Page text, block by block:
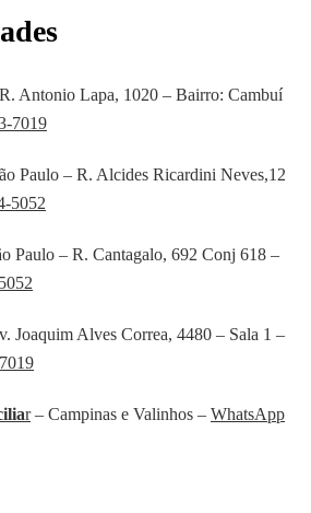
Antonio Lapa, 1020 – Bairro: Cambuí
7019
Paulo – R. Alcides Ricardini Neves,12
5052
Paulo – R. Cantagalo, 692 Conj 618 –
Joaquim Alves Correa, 4480 – Sala 1 –
r– Campinas e Valinhos – WhatsApp